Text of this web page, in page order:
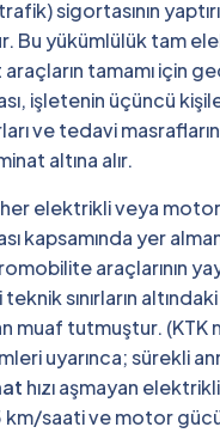
sigortasının
Bu yükümlülük tam
tamamı için
işletenin üçüncü
ve tedavi
altına alır.
her elektrikli veya
kapsamında yer
araçlarının
sınırların
muaf tutmuştur. (KTK
uyarınca; sürekli
hızı aşmayan
km/saati ve motor